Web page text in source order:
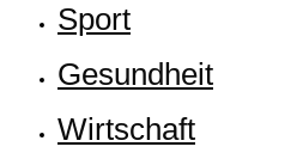
Sport
Gesund­heit
Wirt­schaft